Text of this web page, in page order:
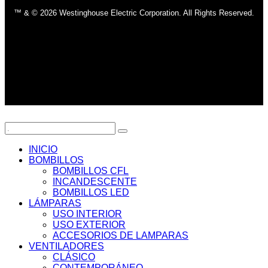
™ & © 2026 Westinghouse Electric Corporation. All Rights Reserved.
INICIO
BOMBILLOS
BOMBILLOS CFL
INCANDESCENTE
BOMBILLOS LED
LÁMPARAS
USO INTERIOR
USO EXTERIOR
ACCESORIOS DE LAMPARAS
VENTILADORES
CLÁSICO